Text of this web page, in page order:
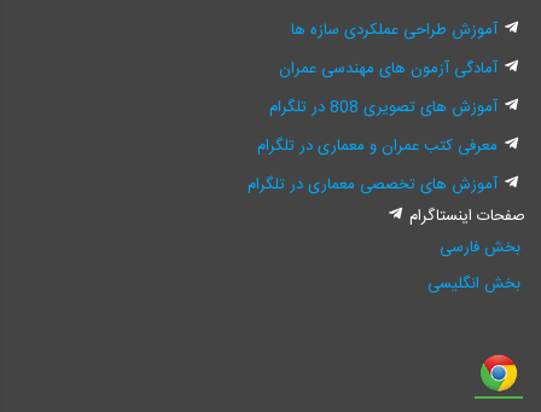
آموزش طراحی عملکردی سازه ها
آمادگی آزمون های مهندسی عمران
آموزش های تصویری 808 در تلگرام
معرفی کتب عمران و معماری در تلگرام
آموزش های تخصصی معماری در تلگرام
صفحات اینستاگرام
بخش فارسی
بخش انگلیسی